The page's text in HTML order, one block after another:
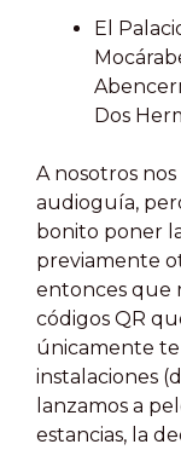
El
Dos
A nosotros
audioguía,
bonito poner
previamente
entonces que
códigos QR
únicamente
instalaciones
lanzamos a
estancias, la